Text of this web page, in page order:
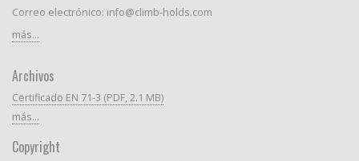
Correo electrónico: info@climb-holds.com
más...
Archivos
Certificado EN 71-3 (PDF, 2.1 MB)
más...
Copyright